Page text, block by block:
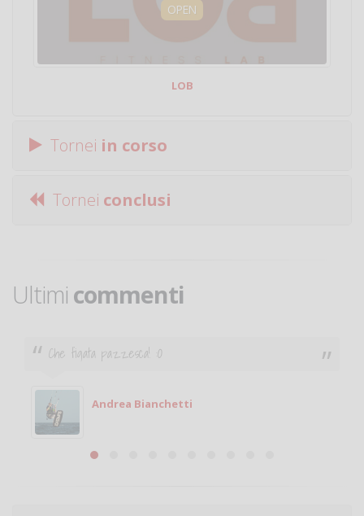
OPEN
LOB
Tornei in corso
Tornei conclusi
Ultimi commenti
Che figata pazzesca! :O
Andrea Bianchetti